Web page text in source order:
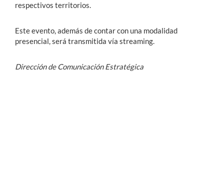
respectivos territorios.
Este evento, además de contar con una modalidad
presencial, será transmitida vía streaming.
Dirección de Comunicación Estratégica